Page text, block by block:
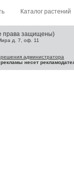
Каталог растений
права защищены)
д. 7, оф. 11
администратора
несет